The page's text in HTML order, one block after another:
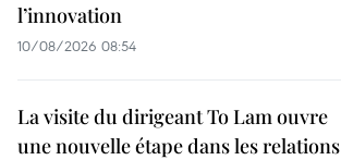
l’innovation
10/08/2026 08:54
La visite du dirigeant To Lam ouvre
une nouvelle étape dans les relations